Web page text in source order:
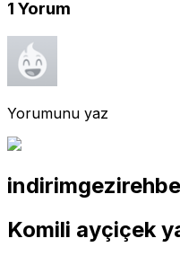
1 Yorum
Yorumunu yaz
Komili ayçiçek